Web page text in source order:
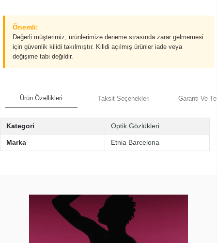
Önemli:
Değerli müşterimiz, ürünlerimize deneme sırasında zarar gelmemesi
için güvenlik kilidi takılmıştır. Kilidi açılmış ürünler iade veya
değişime tabi değildir.
Ürün Özellikleri Taksit Seçenekleri Garanti Ve
Kategori Optik Gözlükleri
Marka Etnia Barcelona